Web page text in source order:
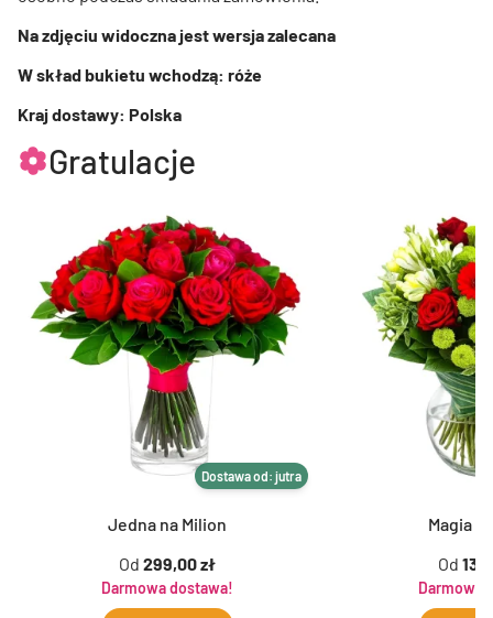
Na zdjęciu widoczna jest wersja zalecana
W skład bukietu wchodzą: róże
Kraj dostawy: Polska
Gratulacje
Dostawa od: jutra
Jedna na Milion
Od 299,00 zł
Darmowa dostawa!
Magia
Od
Darmowa